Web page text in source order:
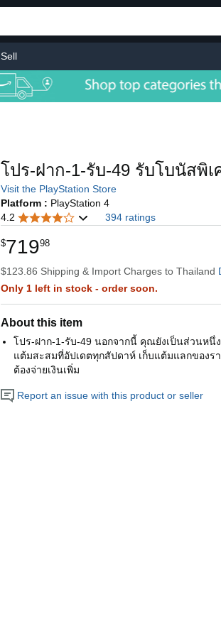
Sell
โปร-ฝาก-1-รับ-49 รับโบนัสพิ
Visit the PlayStation Store
Platform : PlayStation 4
4.2
394 ratings
$71998
$123.86 Shipping & Import Charges to Thailand
Only 1 left in stock - order soon.
About this item
โปร-ฝาก-1-รับ-49 นอกจากนี้ คุณยังเป็นส่วนห
แต้มสะสมที่อัปเดตทุกสัปดาห์ เก็บแต้มแลกของร
ต้องจ่ายเงินเพิ่ม
Report an issue with this product or seller